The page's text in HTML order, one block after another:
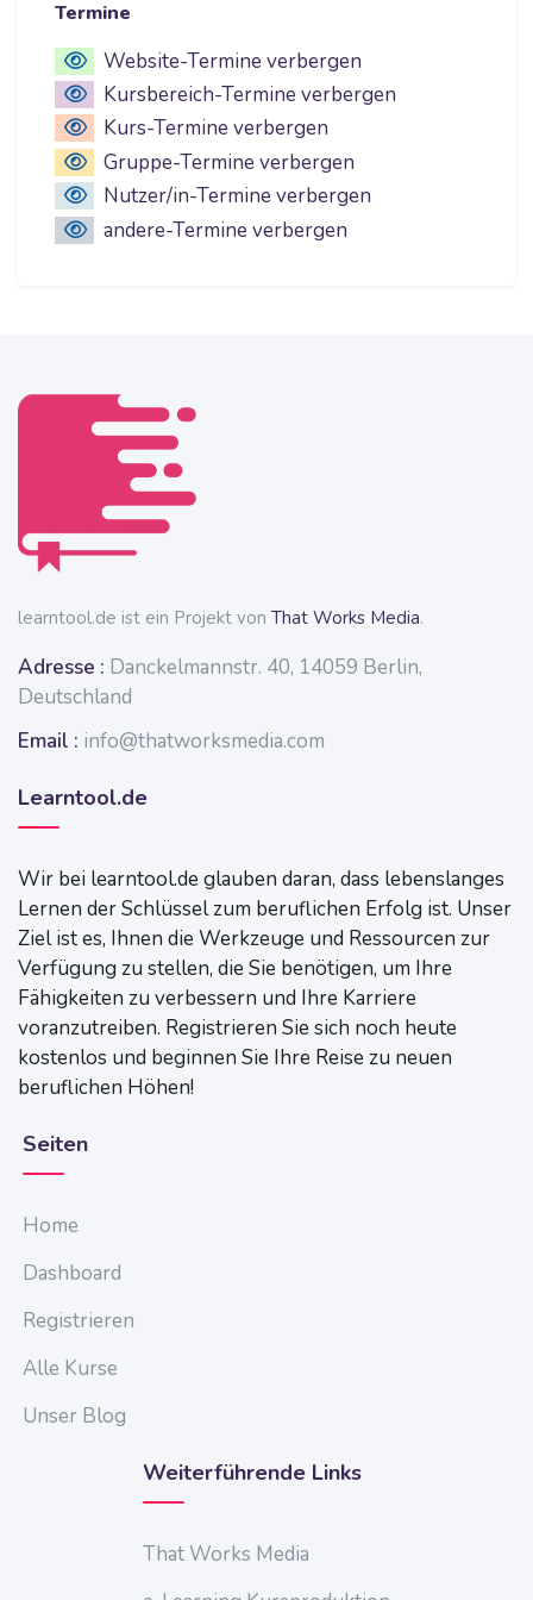
Termine
Website-Termine verbergen
Kursbereich-Termine verbergen
Kurs-Termine verbergen
Gruppe-Termine verbergen
Nutzer/in-Termine verbergen
andere-Termine verbergen
learntool.de ist ein Projekt von That Works Media.
Adresse : Danckelmannstr. 40, 14059 Berlin,
Deutschland
Email : info@thatworksmedia.com
Learntool.de
Wir bei learntool.de glauben daran, dass lebenslanges
Lernen der Schlüssel zum beruflichen Erfolg ist. Unser
Ziel ist es, Ihnen die Werkzeuge und Ressourcen zur
Verfügung zu stellen, die Sie benötigen, um Ihre
Fähigkeiten zu verbessern und Ihre Karriere
voranzutreiben. Registrieren Sie sich noch heute
kostenlos und beginnen Sie Ihre Reise zu neuen
beruflichen Höhen!
Seiten
Home
Dashboard
Registrieren
Alle Kurse
Unser Blog
Weiterführende Links
That Works Media